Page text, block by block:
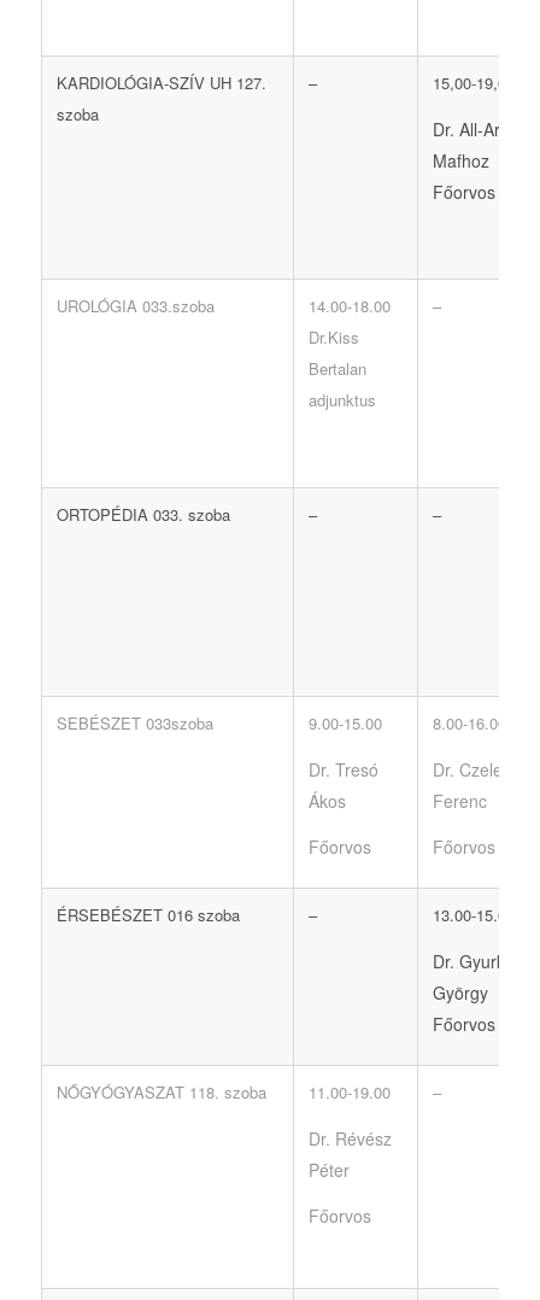
KARDIOLÓGIA-SZÍV UH 127.
szoba
– 15,00-19,00
Dr. All-Arigi
Mafhoz
Főorvos
UROLÓGIA 033.szoba
14.00-18.00
Dr.Kiss
Bertalan
adjunktus
–
ORTOPÉDIA 033. szoba – –
SEBÉSZET 033szoba 9.00-15.00
Dr. Tresó
Ákos
Főorvos
8.00-16.00
Dr. Czelenk
Ferenc
Főorvos
ÉRSEBÉSZET 016 szoba – 13.00-15.00
Dr. Gyurkó
György
Főorvos
NŐGYÓGYASZAT 118. szoba 11.00-19.00
Dr. Révész
Péter
Főorvos
–